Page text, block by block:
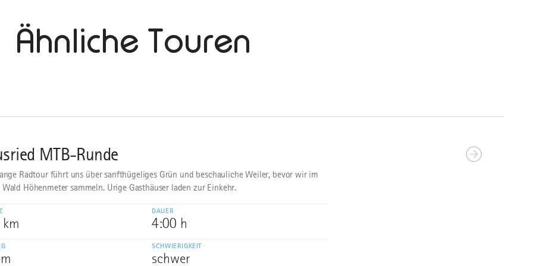
Ähnliche Touren
MTB-Runde
Radtour führt uns über sanfthügeliges Grün und beschauliche Weiler, bevor wir im
Höhenmeter sammeln. Urige Gasthäuser laden zur Einkehr.
DAUER
4:00 h
SCHWIERIGKEIT
schwer